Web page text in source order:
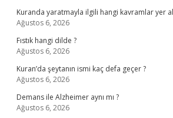
Kuranda yaratmayla ilgili hangi kavramlar yer
Ağustos 6, 2026
Fıstık hangi dilde ?
Ağustos 6, 2026
Kuran’da şeytanın ismi kaç defa geçer ?
Ağustos 6, 2026
Demans ile Alzheimer aynı mı ?
Ağustos 6, 2026